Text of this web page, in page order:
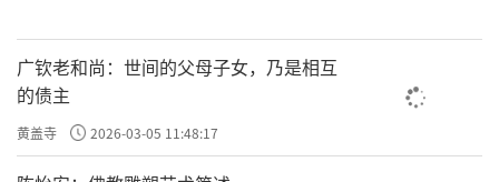
广钦老和尚：世间的父母子女，乃是相互
的债主
黄盖寺 2026-03-05 11:48:17